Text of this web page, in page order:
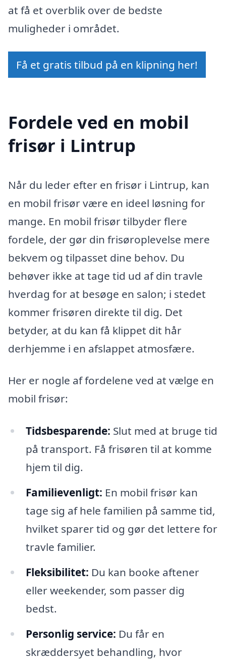
at få et overblik over de bedste
muligheder i området.
Få et gratis tilbud på en klipning her!
Fordele ved en mobil
frisør i Lintrup
Når du leder efter en frisør i Lintrup, kan
en mobil frisør være en ideel løsning for
mange. En mobil frisør tilbyder flere
fordele, der gør din frisøroplevelse mere
bekvem og tilpasset dine behov. Du
behøver ikke at tage tid ud af din travle
hverdag for at besøge en salon; i stedet
kommer frisøren direkte til dig. Det
betyder, at du kan få klippet dit hår
derhjemme i en afslappet atmosfære.
Her er nogle af fordelene ved at vælge en
mobil frisør:
Tidsbesparende: Slut med at bruge tid
på transport. Få frisøren til at komme
hjem til dig.
Familievenligt: En mobil frisør kan
tage sig af hele familien på samme tid,
hvilket sparer tid og gør det lettere for
travle familier.
Fleksibilitet: Du kan booke aftener
eller weekender, som passer dig
bedst.
Personlig service: Du får en
skræddersyet behandling, hvor